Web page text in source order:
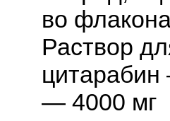
во
Раствор
— 4000 мг